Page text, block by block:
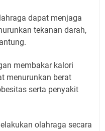
dapat menjaga
tekanan darah,
membakar kalori
menurunkan berat
serta penyakit
olahraga secara